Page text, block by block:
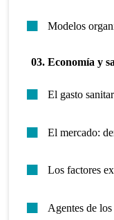
Modelos
03. Economía y
El gasto
El mercado:
Los factores
Agentes de